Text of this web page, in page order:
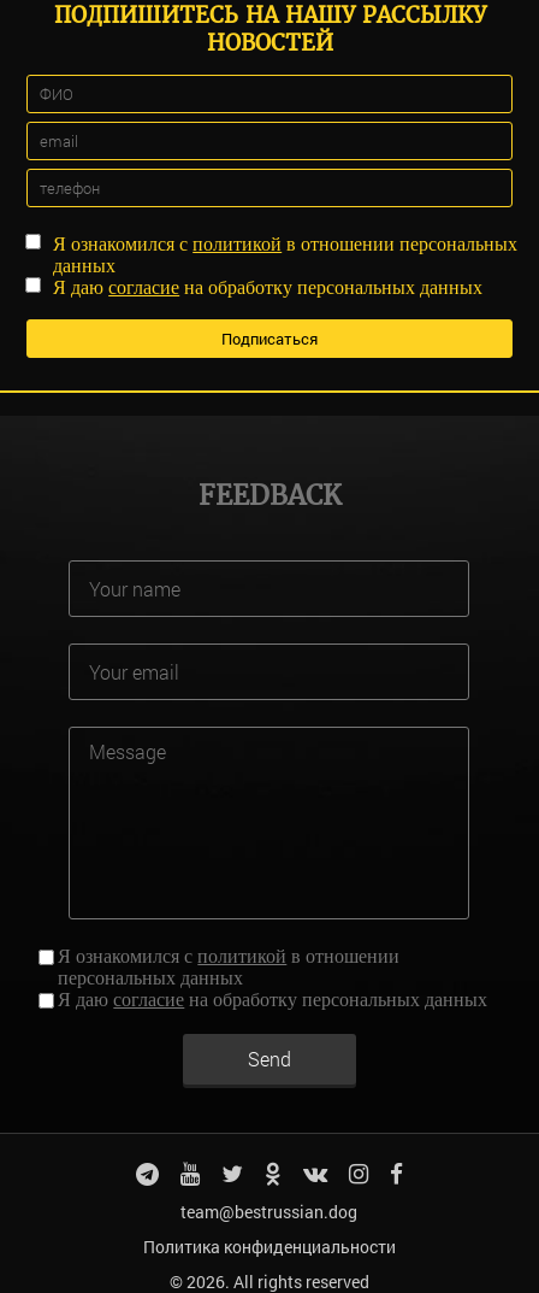
ПОДПИШИТЕСЬ НА НАШУ РАССЫЛКУ
НОВОСТЕЙ
Я ознакомился сполитикой в отношении персональных
данных
Я даюсогласие на обработку персональных данных
FEEDBACK
Я ознакомился сполитикой в отношении
персональных данных
Я даюсогласие на обработку персональных данных
Send
team@bestrussian.dog
Политика конфиденциальности
© 2026. All rights reserved